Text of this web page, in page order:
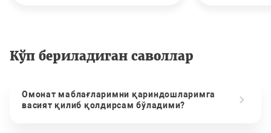
Кўп бериладиган саволлар
Омонат маблағларимни қариндошларимга
васият қилиб қолдирсам бўладими?